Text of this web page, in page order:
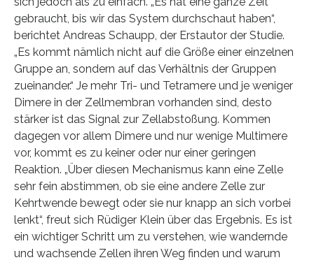
gebraucht, bis wir das System durchschaut haben“,
berichtet Andreas Schaupp, der Erstautor der Studie.
„Es kommt nämlich nicht auf die Größe einer einzelnen
Gruppe an, sondern auf das Verhältnis der Gruppen
zueinander.“ Je mehr Tri- und Tetramere und je weniger
Dimere in der Zellmembran vorhanden sind, desto
stärker ist das Signal zur Zellabstoßung. Kommen
dagegen vor allem Dimere und nur wenige Multimere
vor, kommt es zu keiner oder nur einer geringen
Reaktion. „Über diesen Mechanismus kann eine Zelle
sehr fein abstimmen, ob sie eine andere Zelle zur
Kehrtwende bewegt oder sie nur knapp an sich vorbei
lenkt“, freut sich Rüdiger Klein über das Ergebnis. Es ist
ein wichtiger Schritt um zu verstehen, wie wandernde
und wachsende Zellen ihren Weg finden und warum